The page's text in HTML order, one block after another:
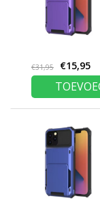
€31,95 €15,95